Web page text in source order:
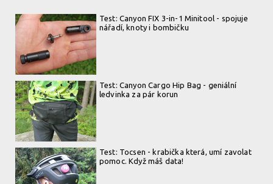
Test: Canyon FIX 3-in-1 Minitool - spojuje
nářadí, knoty i bombičku
Test: Canyon Cargo Hip Bag - geniální
ledvinka za pár korun
Test: Tocsen - krabička která, umí zavolat
pomoc. Když máš data!